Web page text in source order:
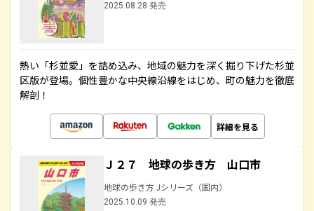
2025.08.28 発売
熱い「杉並愛」を詰め込み、地域の魅力を深く掘り下げた杉並
区版が登場。個性豊かな中央線沿線をはじめ、町の魅力を徹底
解剖！
詳細を見る
Ｊ２７ 地球の歩き方 山口市
地球の歩き方 Jシリーズ（国内）
2025.10.09 発売